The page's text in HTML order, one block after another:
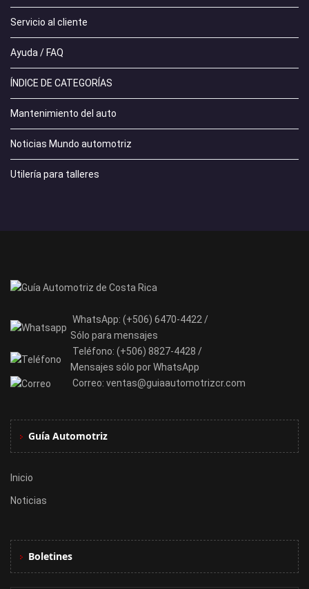
Servicio al cliente
Ayuda / FAQ
ÍNDICE DE CATEGORÍAS
Mantenimiento del auto
Noticias Mundo automotriz
Utilería para talleres
WhatsApp: (+506) 6470-4422 /
Sólo para mensajes
Teléfono: (+506) 8827-4428 /
Mensajes sólo por WhatsApp
Correo: ventas@guiaautomotrizcr.com
Guía Automotriz
Inicio
Noticias
Boletines